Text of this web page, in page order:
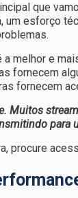
que
um esforço
a melhor e
fornecem
fornecem
Muitos
procure